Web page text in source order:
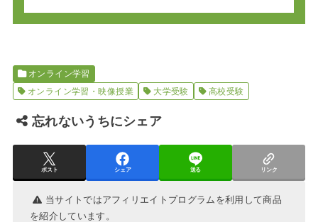
オンライン学習
オンライン学習・映像授業
大学受験 高校受験
忘れないうちにシェア
ポスト シェア 送る リンク
当サイトではアフィリエイトプログラムを利用して商品
を紹介しています。